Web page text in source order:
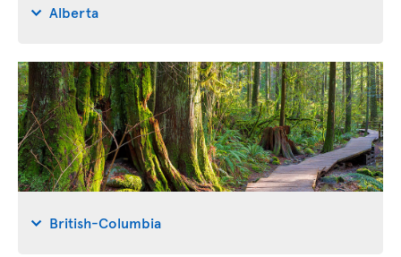
Alberta
British-Columbia